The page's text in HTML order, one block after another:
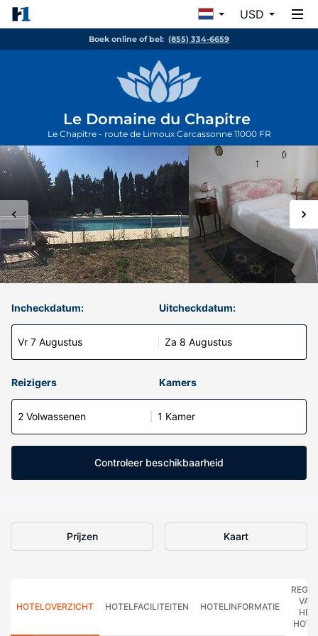
USD
Boek online of bel: (855) 334-6659
Le Domaine du Chapitre
Le Chapitre - route de Limoux Carcassonne 11000 FR
Incheckdatum:
Vr 7 Augustus
Uitcheckdatum:
Za 8 Augustus
Reizigers Kamers
2 Volwassenen 1 Kamer
Controleer beschikbaarheid
Prijzen Kaart
HOTELOVERZICHT HOTELFACILITEITEN HOTELINFORMATIE
VAN
HET